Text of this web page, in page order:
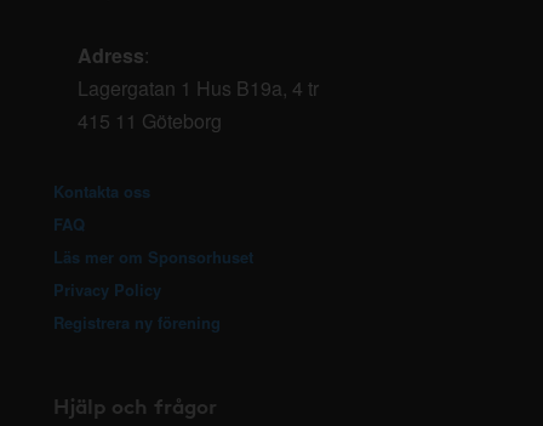
Adress:
Lagergatan 1 Hus B19a, 4 tr
415 11 Göteborg
Kontakta oss
FAQ
Läs mer om Sponsorhuset
Privacy Policy
Registrera ny förening
Hjälp och frågor